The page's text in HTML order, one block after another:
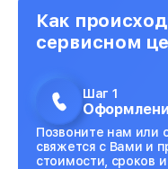
Как
сервисном
Шаг 1
Позвоните нам или
свяжется с Вами и
стоимости, сроков